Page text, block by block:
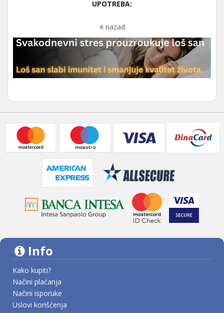
UPOTREBA:
nazad
Info
Kako kupiti?
Načini plaćanja
Načini isporuke
Uslovi korišćenja